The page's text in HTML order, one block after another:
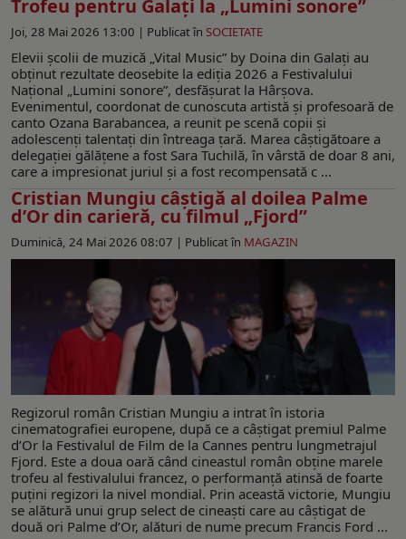
Trofeu pentru Galați la „Lumini sonore”
Joi, 28 Mai 2026 13:00 | Publicat în SOCIETATE
Elevii școlii de muzică „Vital Music” by Doina din Galați au
obținut rezultate deosebite la ediția 2026 a Festivalului
Național „Lumini sonore”, desfășurat la Hârșova.
Evenimentul, coordonat de cunoscuta artistă și profesoară de
canto Ozana Barabancea, a reunit pe scenă copii și
adolescenți talentați din întreaga țară. Marea câștigătoare a
delegației gălățene a fost Sara Tuchilă, în vârstă de doar 8 ani,
care a impresionat juriul și a fost recompensată c ...
Cristian Mungiu câștigă al doilea Palme
d’Or din carieră, cu filmul „Fjord”
Duminică, 24 Mai 2026 08:07 | Publicat în MAGAZIN
Regizorul român Cristian Mungiu a intrat în istoria
cinematografiei europene, după ce a câștigat premiul Palme
d’Or la Festivalul de Film de la Cannes pentru lungmetrajul
Fjord. Este a doua oară când cineastul român obține marele
trofeu al festivalului francez, o performanță atinsă de foarte
puțini regizori la nivel mondial. Prin această victorie, Mungiu
se alătură unui grup select de cineaști care au câștigat de
două ori Palme d’Or, alături de nume precum Francis Ford ...